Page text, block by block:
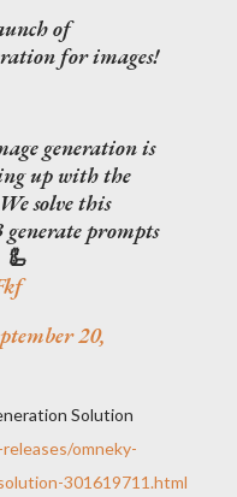
of
for images!
generation is
up with the
solve this
prompts
🦾
20,
Solution
omneky-
301619711.html